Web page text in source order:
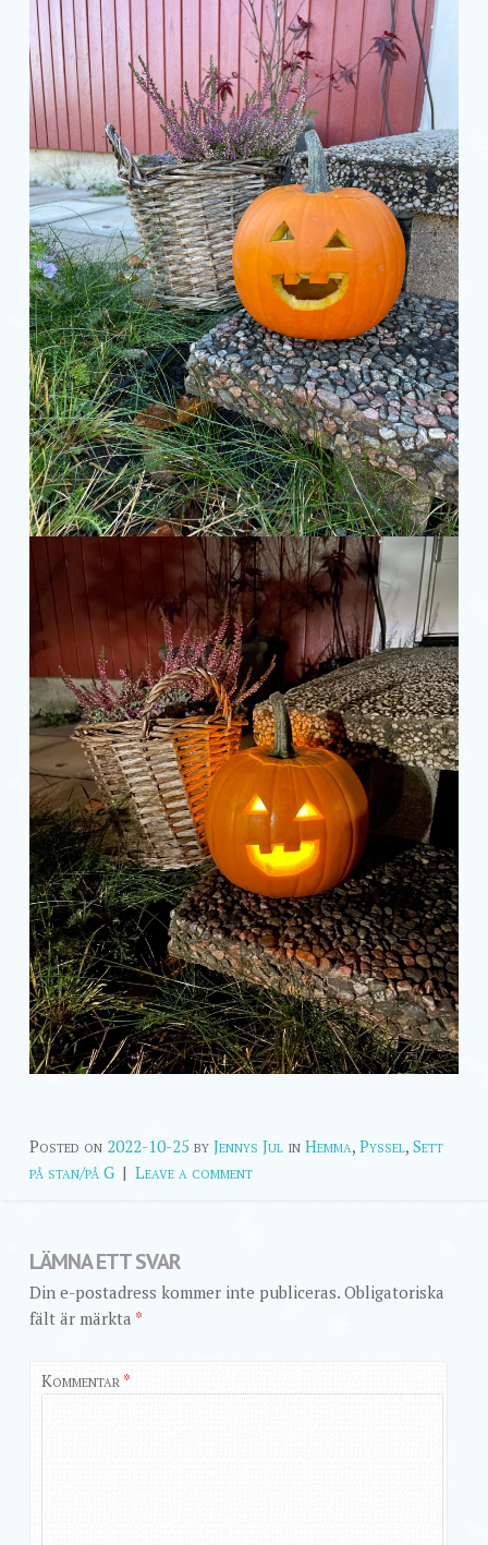
Posted on 2022-10-25 by Jennys Jul in Hemma, Pyssel, Sett
på stan/på G | Leave a comment
LÄMNA ETT SVAR
Din e-postadress kommer inte publiceras. Obligatoriska
fält är märkta *
Kommentar *